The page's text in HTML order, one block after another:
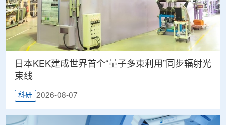
日本KEK建成世界首个“量子多束利用”同步辐射光
束线
科研 2026-08-07